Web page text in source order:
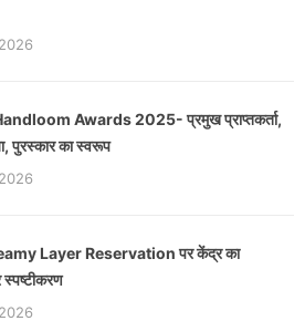
Awards 2025- प्रमुख प्राप्तकर्ता,
पुरस्कार का स्वरूप
Layer Reservation पर केंद्र का